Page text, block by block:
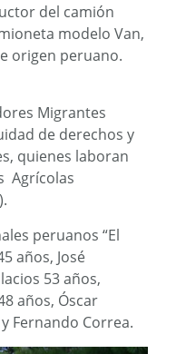
del camión
modelo Van,
origen peruano.
Migrantes
de derechos y
quienes laboran
Agrícolas
peruanos “El
años, José
53 años,
años, Óscar
Fernando Correa.